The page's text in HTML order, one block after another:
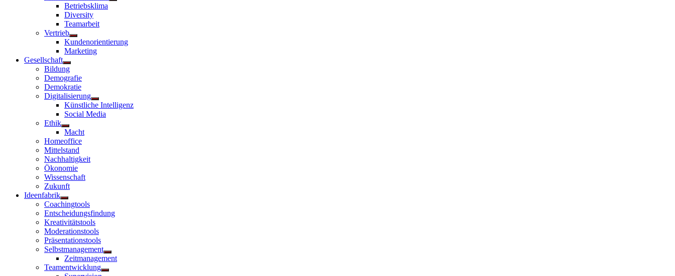
Untermenü
Betriebsklima
Diversity
Teamarbeit
Vertrieb
Untermenü
anzeigen
Kundenorientierung
Marketing
Gesellschaft
Untermenü
anzeigen
Bildung
Demografie
Demokratie
Digitalisierung
Untermenü
anzeigen
Künstliche Intelligenz
Social Media
Ethik
Untermenü
anzeigen
Macht
Homeoffice
Mittelstand
Nachhaltigkeit
Ökonomie
Wissenschaft
Zukunft
Ideenfabrik
Untermenü
anzeigen
Coachingtools
Entscheidungsfindung
Kreativitätstools
Moderationstools
Präsentationstools
Selbstmanagement
Untermenü
anzeigen
Zeitmanagement
Teamentwicklung
Untermenü